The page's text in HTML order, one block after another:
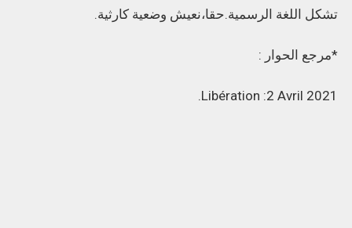
تشكل اللغة الرسمية.حقا،نعيش وضعية كارثية.
*مرجع الحوار :
Libération :2 Avril 2021.